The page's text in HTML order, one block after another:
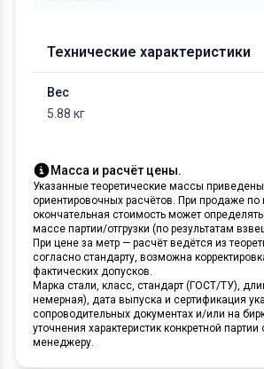
Технические характеристики
Вес
5.88 кг
Масса и расчёт цены.
Указанные теоретические массы
ориентировочных расчётов. При продаже по
окончательная стоимость может
массе партии/отгрузки (по результатам
При цене за метр — расчёт ведётся из
согласно стандарту, возможна
фактических допусков.
Марка стали, класс, стандарт (ГОСТ/ТУ),
немерная), дата выпуска и сертификация
сопроводительных документах и/или на
уточнения характеристик конкретной
менеджеру.